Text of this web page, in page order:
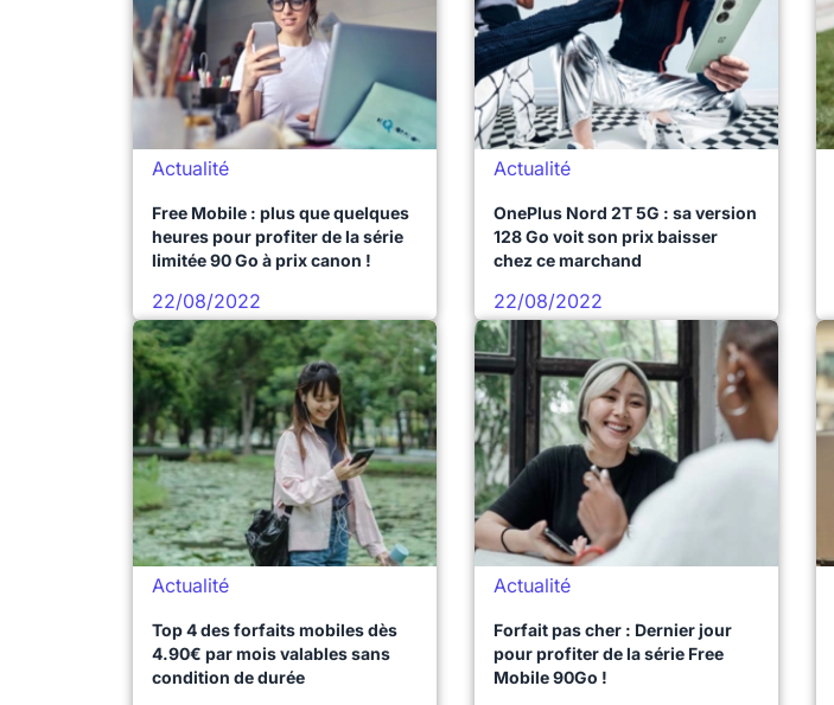
Actualité
Free Mobile : plus que quelques
heures pour profiter de la série
limitée 90 Go à prix canon !
22/08/2022
Actualité
OnePlus Nord 2T 5G : sa version
128 Go voit son prix baisser
chez ce marchand
22/08/2022
Actualité
Top 4 des forfaits mobiles dès
4.90€ par mois valables sans
condition de durée
Actualité
Forfait pas cher : Dernier jour
pour profiter de la série Free
Mobile 90Go !